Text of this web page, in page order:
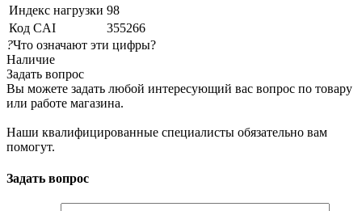
Индекс нагрузки 98
Код CAI
355266
?Что означают эти цифры?
Наличие
Задать вопрос
Вы можете задать любой интересующий вас вопрос по товару
или работе магазина.
Наши квалифицированные специалисты обязательно вам
помогут.
Задать вопрос